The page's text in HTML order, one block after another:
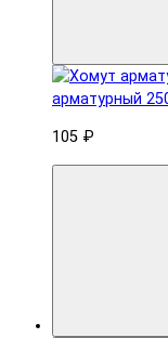
арматурный
105 ₽